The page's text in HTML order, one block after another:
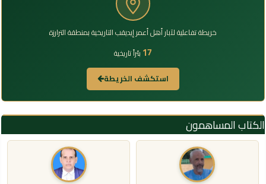
خريطة تفاعلية لآبار أهل أعمر إيديقب التاريخية بمنطقة الترارزة
17 بئراً تاريخية
استكشف الخريطة
الكتاب المساهمون